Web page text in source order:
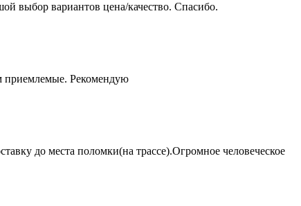
выбор вариантов цена/качество. Спасибо.
приемлемые. Рекомендую
до места поломки(на трассе).Огромное человеческое